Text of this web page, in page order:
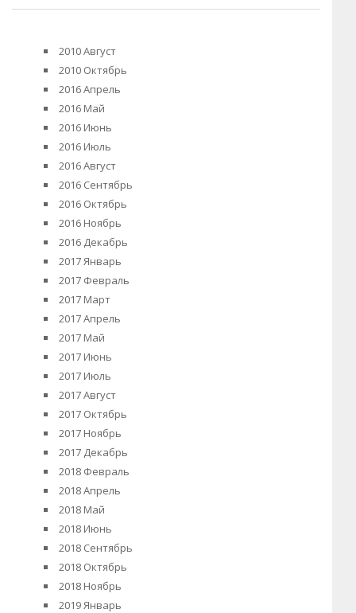
2010 Август
2010 Октябрь
2016 Апрель
2016 Май
2016 Июнь
2016 Июль
2016 Август
2016 Сентябрь
2016 Октябрь
2016 Ноябрь
2016 Декабрь
2017 Январь
2017 Февраль
2017 Март
2017 Апрель
2017 Май
2017 Июнь
2017 Июль
2017 Август
2017 Октябрь
2017 Ноябрь
2017 Декабрь
2018 Февраль
2018 Апрель
2018 Май
2018 Июнь
2018 Сентябрь
2018 Октябрь
2018 Ноябрь
2019 Январь